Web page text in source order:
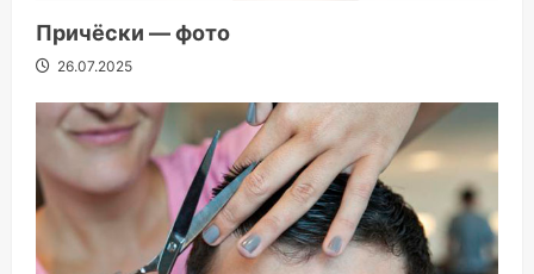
Причёски — фото
26.07.2025